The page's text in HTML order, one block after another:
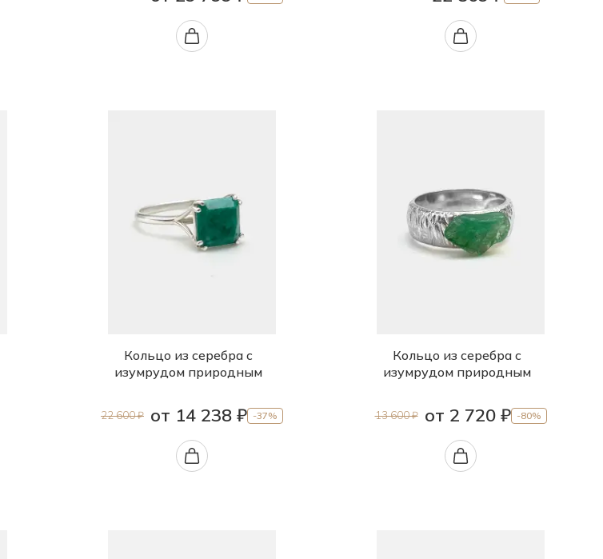
Кольцо из серебра с
изумрудом природным
22 600 ₽ от 14 238 ₽ -37%
Кольцо из серебра с
изумрудом природным
13 600 ₽ от 2 720 ₽ -80%